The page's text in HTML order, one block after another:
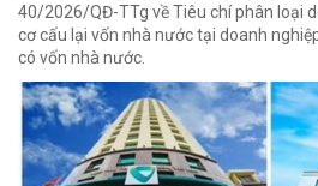
40/2026/QĐ-TTg về Tiêu chí phân loại
cơ cấu lại vốn nhà nước tại doanh
có vốn nhà nước.